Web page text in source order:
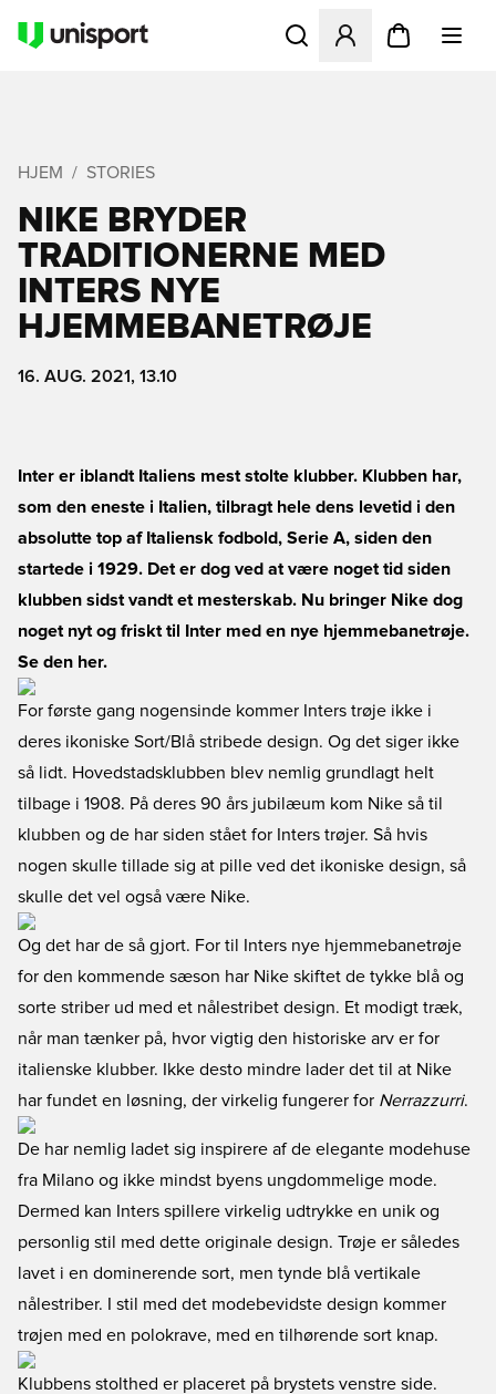
Åbner en Modal til at
HJEM STORIES
NIKE BRYDER
TRADITIONERNE MED
INTERS NYE
HJEMMEBANETRØJE
16. AUG. 2021, 13.10
Inter er iblandt Italiens mest stolte klubber. Klubben har,
som den eneste i Italien, tilbragt hele dens levetid i den
absolutte top af Italiensk fodbold, Serie A, siden den
startede i 1929. Det er dog ved at være noget tid siden
klubben sidst vandt et mesterskab. Nu bringer Nike dog
noget nyt og friskt til Inter med en nye hjemmebanetrøje.
Se den her.
For første gang nogensinde kommer Inters trøje ikke i
deres ikoniske Sort/Blå stribede design. Og det siger ikke
så lidt. Hovedstadsklubben blev nemlig grundlagt helt
tilbage i 1908. På deres 90 års jubilæum kom Nike så til
klubben og de har siden stået for Inters trøjer. Så hvis
nogen skulle tillade sig at pille ved det ikoniske design, så
skulle det vel også være Nike.
Og det har de så gjort. For til Inters nye hjemmebanetrøje
for den kommende sæson har Nike skiftet de tykke blå og
sorte striber ud med et nålestribet design. Et modigt træk,
når man tænker på, hvor vigtig den historiske arv er for
italienske klubber. Ikke desto mindre lader det til at Nike
har fundet en løsning, der virkelig fungerer for Nerrazzurri.
De har nemlig ladet sig inspirere af de elegante modehuse
fra Milano og ikke mindst byens ungdommelige mode.
Dermed kan Inters spillere virkelig udtrykke en unik og
personlig stil med dette originale design. Trøje er således
lavet i en dominerende sort, men tynde blå vertikale
nålestriber. I stil med det modebevidste design kommer
trøjen med en polokrave, med en tilhørende sort knap.
Klubbens stolthed er placeret på brystets venstre side.